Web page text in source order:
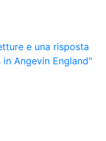
e una risposta
Angevin England"